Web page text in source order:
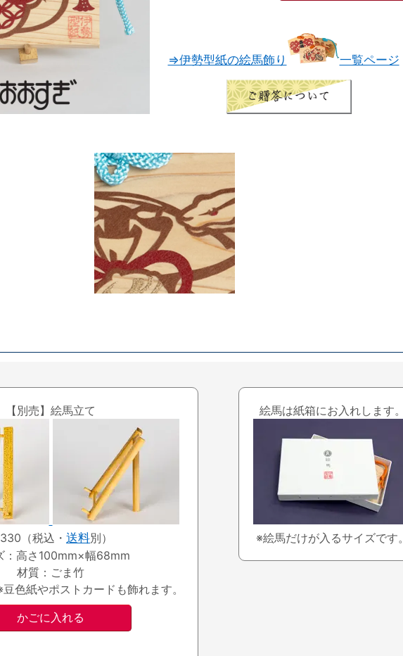
⇒伊勢型紙の絵馬飾り 一覧ページ
【別売】絵馬立て
（税込・ 送料別）
：高さ100mm×幅68mm
材質：ごま竹
色紙やポストカードも飾れます。
絵馬は紙箱にお入れします。
※絵馬だけが入るサイズです。